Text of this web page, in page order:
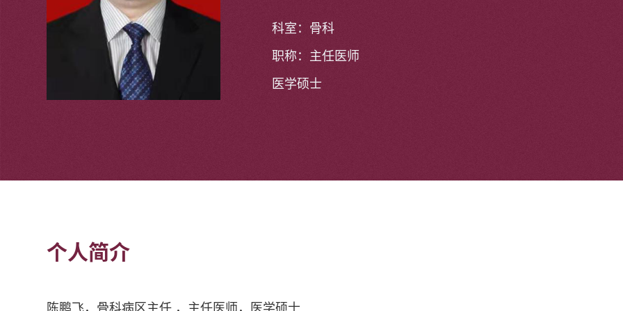
科室：骨科
职称：主任医师
医学硕士
个人简介
陈鹏飞，骨科病区主任 ，主任医师，医学硕士